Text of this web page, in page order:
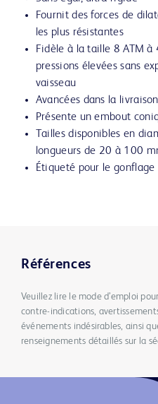
Fournit des forces de
les plus résistantes
Fidèle à la taille 8 ATM à
pressions élevées sans
vaisseau
Avancées dans la livraison
Présente un embout
Tailles disponibles en
longueurs de 20 à 100
Étiqueté pour le gonflage
Références
Veuillez lire le mode d’emploi
contre-indications,
événements indésirables, ainsi
renseignements détaillés sur la